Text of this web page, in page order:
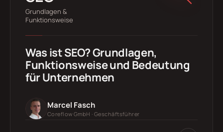
Grundlagen &
Funktionsweise
Was ist SEO? Grundlagen,
Funktionsweise und Bedeutung
für Unternehmen
Marcel Fasch
Coreflow GmbH · Geschäftsführer